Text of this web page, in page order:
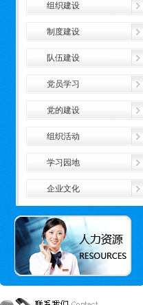
组织建设
制度建设
队伍建设
党员学习
党的建设
组织活动
学习园地
企业文化